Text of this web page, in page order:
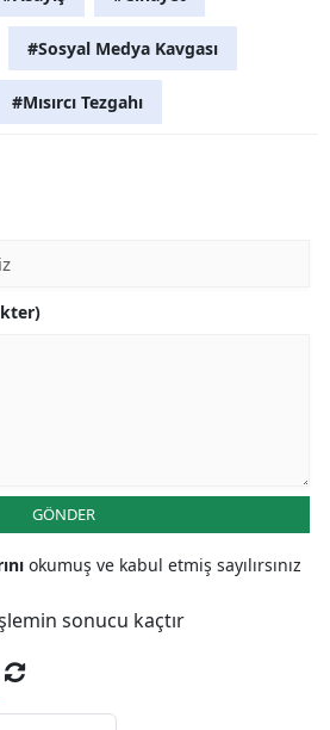
#Sosyal Medya Kavgası
#Mısırcı Tezgahı
GÖNDER
okumuş ve kabul etmiş sayılırsınız
sonucu kaçtır